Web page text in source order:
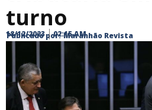
turno
Publicado por: Maranhão Revista
18/12/2023 02:15 AM